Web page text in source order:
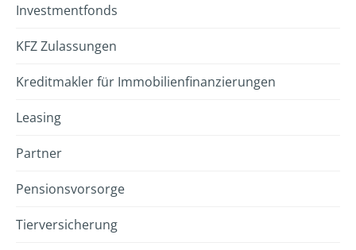
Investmentfonds
KFZ Zulassungen
Kreditmakler für Immobilienfinanzierungen
Leasing
Partner
Pensionsvorsorge
Tierversicherung